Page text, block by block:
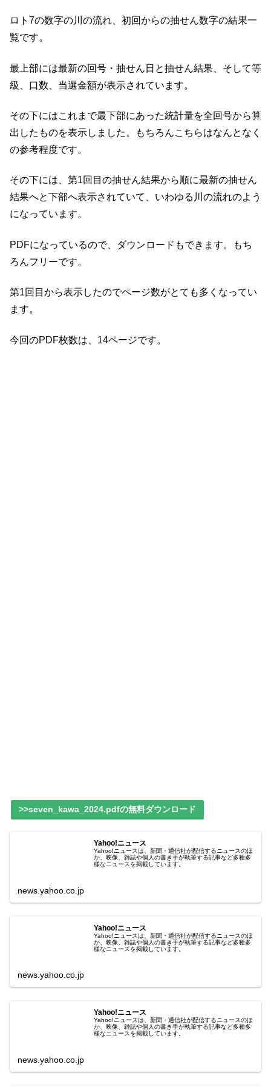
ロト7の数字の川の流れ、初回からの抽せん数字の結果一
覧です。
最上部には最新の回号・抽せん日と抽せん結果、そして等
級、口数、当選金額が表示されています。
その下にはこれまで最下部にあった統計量を全回号から算
出したものを表示しました。もちろんこちらはなんとなく
の参考程度です。
その下には、第1回目の抽せん結果から順に最新の抽せん
結果へと下部へ表示されていて、いわゆる川の流れのよう
になっています。
PDFになっているので、ダウンロードもできます。もち
ろんフリーです。
第1回目から表示したのでページ数がとても多くなってい
ます。
今回のPDF枚数は、14ページです。
>>seven_kawa_2024.pdfの無料ダウンロード
Yahoo!ニュース
Yahoo!ニュースは、新聞・通信社が配信するニュースのほ
か、映像、雑誌や個人の書き手が執筆する記事など多種多
様なニュースを掲載しています。
news.yahoo.co.jp
Yahoo!ニュース
Yahoo!ニュースは、新聞・通信社が配信するニュースのほ
か、映像、雑誌や個人の書き手が執筆する記事など多種多
様なニュースを掲載しています。
news.yahoo.co.jp
Yahoo!ニュース
Yahoo!ニュースは、新聞・通信社が配信するニュースのほ
か、映像、雑誌や個人の書き手が執筆する記事など多種多
様なニュースを掲載しています。
news.yahoo.co.jp